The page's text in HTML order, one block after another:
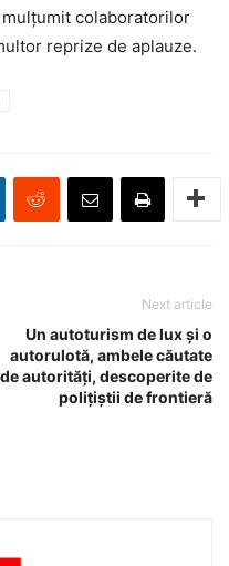
colaboratorilor
reprize de aplauze.
Next article
Un autoturism de lux și o
autorulotă, ambele căutate
de autorități, descoperite de
polițiștii de frontieră